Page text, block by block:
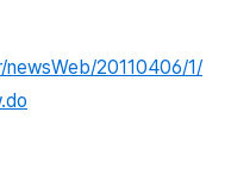
20110406/1/